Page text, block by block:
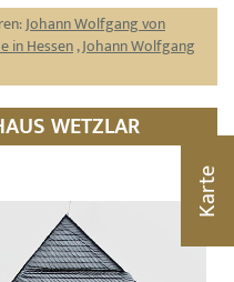
Johann Wolfgang von
in Hessen,Johann Wolfgang
WETZLAR
Karte